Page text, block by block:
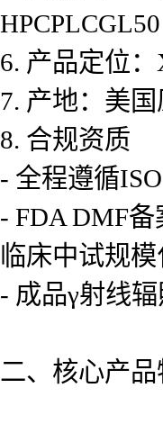
HPCPLCGL50
6. 产品定位
7. 产地：美
8. 合规资质
- 全程遵循
- FDA DMF
临床中试规
- 成品γ射线
二、核心产品